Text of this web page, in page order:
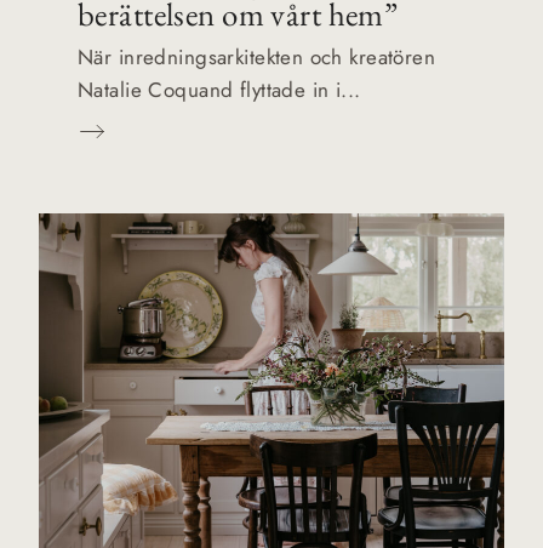
berättelsen om vårt hem”
När inredningsarkitekten och kreatören
Natalie Coquand flyttade in i...